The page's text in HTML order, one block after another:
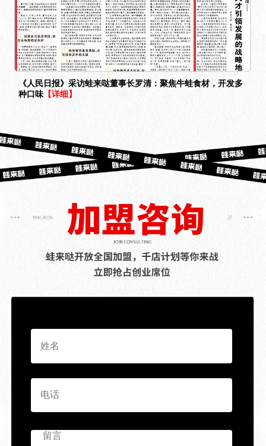
《人民日报》采访蛙来哒董事长罗清：聚焦牛蛙食材，开发多
种口味 【详细】